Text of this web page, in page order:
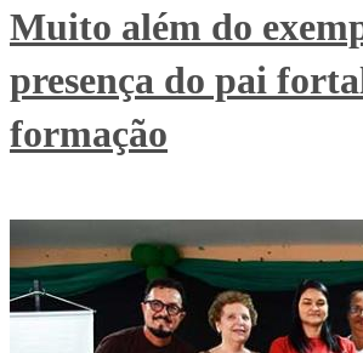
Muito além do
presença do pai
formação